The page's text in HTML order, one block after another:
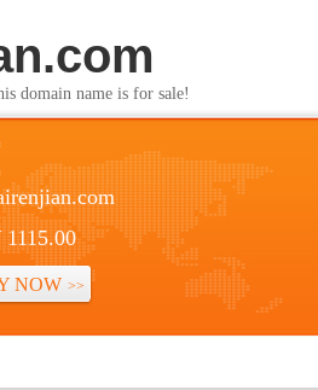
domain name is for sale!
NOW >>